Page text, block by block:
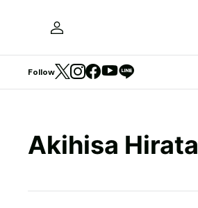
Follow
Akihisa Hirata